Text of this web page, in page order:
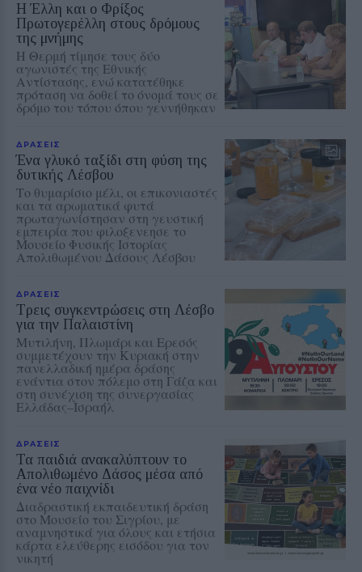
Η Έλλη και ο Φρίξος
Πρωτογερέλλη στους δρόμους
της μνήμης
Η Θερμή τίμησε τους δύο
αγωνιστές της Εθνικής
Αντίστασης, ενώ κατατέθηκε
πρόταση να δοθεί το όνομά τους σε
δρόμο του τόπου όπου γεννήθηκαν
ΔΡΑΣΕΙΣ
Ένα γλυκό ταξίδι στη φύση της
δυτικής Λέσβου
Το θυμαρίσιο μέλι, οι επικονιαστές
και τα αρωματικά φυτά
πρωταγωνίστησαν στη γευστική
εμπειρία που φιλοξενεησε το
Μουσείο Φυσικής Ιστορίας
Απολιθωμένου Δάσους Λέσβου
ΔΡΑΣΕΙΣ
Τρεις συγκεντρώσεις στη Λέσβο
για την Παλαιστίνη
Μυτιλήνη, Πλωμάρι και Ερεσός
συμμετέχουν την Κυριακή στην
πανελλαδική ημέρα δράσης
ενάντια στον πόλεμο στη Γάζα και
στη συνέχιση της συνεργασίας
Ελλάδας–Ισραήλ
ΔΡΑΣΕΙΣ
Τα παιδιά ανακαλύπτουν το
Απολιθωμένο Δάσος μέσα από
ένα νέο παιχνίδι
Διαδραστική εκπαιδευτική δράση
στο Μουσείο του Σιγρίου, με
αναμνηστικά για όλους και ετήσια
κάρτα ελεύθερης εισόδου για τον
νικητή